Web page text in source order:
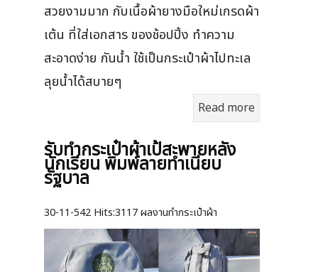
สวยงามมาก กับเนื้อผ้ายางมือใหม่เกรดผ้า
เต้น ที่ใส่เอกสาร ของช้อปปิ้ง ทำความ
สะอาดง่าย กันน้ำ ใช้เป็นกระเป๋าผ้าไปทะเล
ลุยน้ำได้สบายๆ
Read more
รับทำกระเป๋าผ้าเป้สะพายหลัง
นักเรียน พิมพ์ลายทำเนียบ
รัฐบาล
30-11-542 Hits:3117 ผลงานทำกระเป๋าผ้า